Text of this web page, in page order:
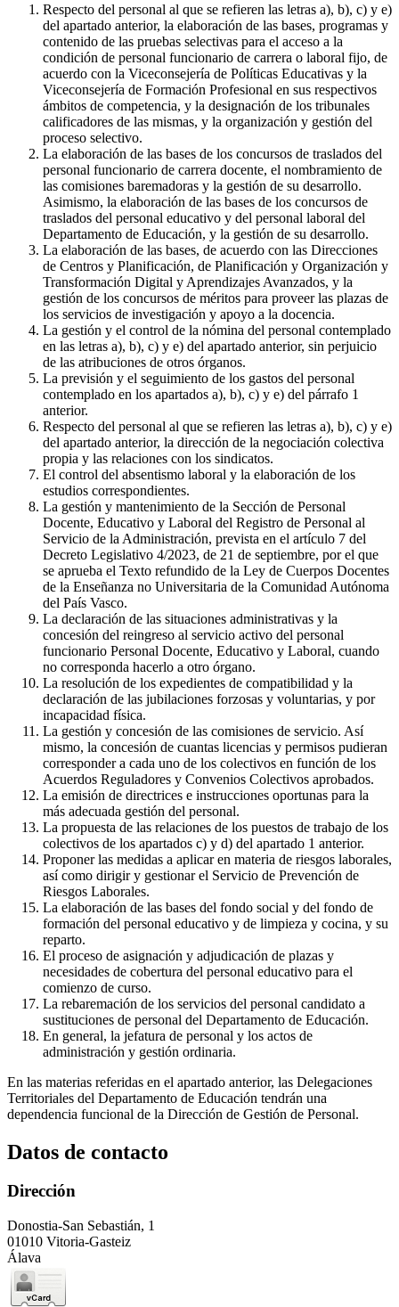
Respecto del personal al que se refieren las letras a), b), c) y e)
del apartado anterior, la elaboración de las bases, programas y
contenido de las pruebas selectivas para el acceso a la
condición de personal funcionario de carrera o laboral fijo, de
acuerdo con la Viceconsejería de Políticas Educativas y la
Viceconsejería de Formación Profesional en sus respectivos
ámbitos de competencia, y la designación de los tribunales
calificadores de las mismas, y la organización y gestión del
proceso selectivo.
La elaboración de las bases de los concursos de traslados del
personal funcionario de carrera docente, el nombramiento de
las comisiones baremadoras y la gestión de su desarrollo.
Asimismo, la elaboración de las bases de los concursos de
traslados del personal educativo y del personal laboral del
Departamento de Educación, y la gestión de su desarrollo.
La elaboración de las bases, de acuerdo con las Direcciones
de Centros y Planificación, de Planificación y Organización y
Transformación Digital y Aprendizajes Avanzados, y la
gestión de los concursos de méritos para proveer las plazas de
los servicios de investigación y apoyo a la docencia.
La gestión y el control de la nómina del personal contemplado
en las letras a), b), c) y e) del apartado anterior, sin perjuicio
de las atribuciones de otros órganos.
La previsión y el seguimiento de los gastos del personal
contemplado en los apartados a), b), c) y e) del párrafo 1
anterior.
Respecto del personal al que se refieren las letras a), b), c) y e)
del apartado anterior, la dirección de la negociación colectiva
propia y las relaciones con los sindicatos.
El control del absentismo laboral y la elaboración de los
estudios correspondientes.
La gestión y mantenimiento de la Sección de Personal
Docente, Educativo y Laboral del Registro de Personal al
Servicio de la Administración, prevista en el artículo 7 del
Decreto Legislativo 4/2023, de 21 de septiembre, por el que
se aprueba el Texto refundido de la Ley de Cuerpos Docentes
de la Enseñanza no Universitaria de la Comunidad Autónoma
del País Vasco.
La declaración de las situaciones administrativas y la
concesión del reingreso al servicio activo del personal
funcionario Personal Docente, Educativo y Laboral, cuando
no corresponda hacerlo a otro órgano.
La resolución de los expedientes de compatibilidad y la
declaración de las jubilaciones forzosas y voluntarias, y por
incapacidad física.
La gestión y concesión de las comisiones de servicio. Así
mismo, la concesión de cuantas licencias y permisos pudieran
corresponder a cada uno de los colectivos en función de los
Acuerdos Reguladores y Convenios Colectivos aprobados.
La emisión de directrices e instrucciones oportunas para la
más adecuada gestión del personal.
La propuesta de las relaciones de los puestos de trabajo de los
colectivos de los apartados c) y d) del apartado 1 anterior.
Proponer las medidas a aplicar en materia de riesgos laborales,
así como dirigir y gestionar el Servicio de Prevención de
Riesgos Laborales.
La elaboración de las bases del fondo social y del fondo de
formación del personal educativo y de limpieza y cocina, y su
reparto.
El proceso de asignación y adjudicación de plazas y
necesidades de cobertura del personal educativo para el
comienzo de curso.
La rebaremación de los servicios del personal candidato a
sustituciones de personal del Departamento de Educación.
En general, la jefatura de personal y los actos de
administración y gestión ordinaria.
En las materias referidas en el apartado anterior, las Delegaciones
Territoriales del Departamento de Educación tendrán una
dependencia funcional de la Dirección de Gestión de Personal.
Datos de contacto
Dirección
Donostia-San Sebastián, 1
01010 Vitoria-Gasteiz
Álava